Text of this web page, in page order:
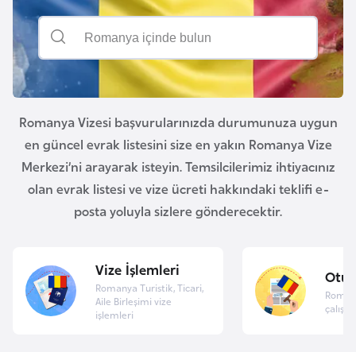
e
Romanya Vizesi başvurularınızda durumunuza uygun
en güncel evrak listesini size en yakın Romanya Vize
Merkezi’ni arayarak isteyin. Temsilcilerimiz ihtiyacınız
olan evrak listesi ve vize ücreti hakkındaki teklifi e-
posta yoluyla sizlere gönderecektir.
Vize İşlemleri
Romanya Turistik, Ticari,
Aile Birleşimi vize
işlemleri
A
z
e
y
c
B
a